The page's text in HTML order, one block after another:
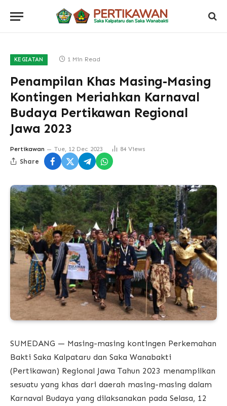
KEGIATAN 1 Min Read
Penampilan Khas Masing-Masing
Kontingen Meriahkan Karnaval
Budaya Pertikawan Regional
Jawa 2023
Pertikawan Tue, 12 Dec 2023 84 Views
Share
SUMEDANG — Masing-masing kontingen Perkemahan
Bakti Saka Kalpataru dan Saka Wanabakti
(Pertikawan) Regional Jawa Tahun 2023 menampilkan
sesuatu yang khas dari daerah masing-masing dalam
Karnaval Budaya yang dilaksanakan pada Selasa, 12